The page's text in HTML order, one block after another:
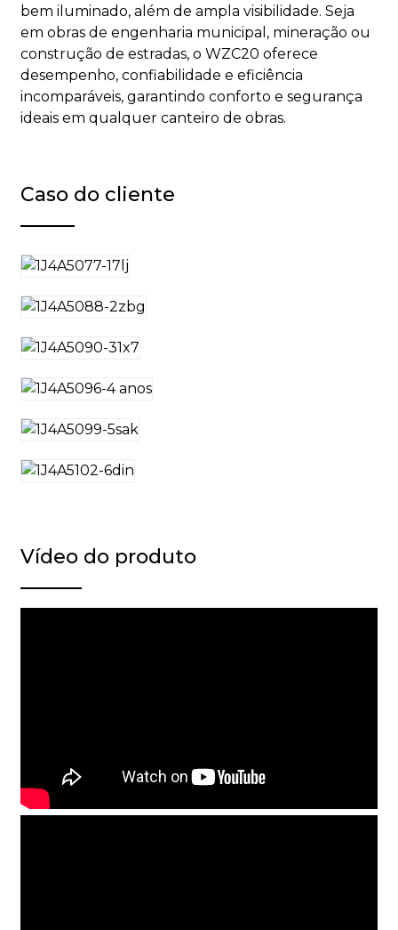
bem iluminado, além de ampla visibilidade. Seja
em obras de engenharia municipal, mineração ou
construção de estradas, o WZC20 oferece
desempenho, confiabilidade e eficiência
incomparáveis, garantindo conforto e segurança
ideais em qualquer canteiro de obras.
Caso do cliente
Vídeo do produto